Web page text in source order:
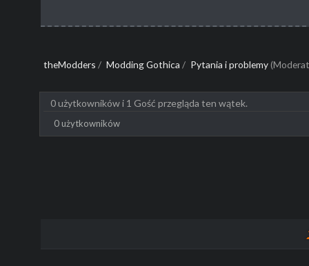
theModders / Modding Gothica / Pytania i problemy
0 użytkowników i 1 Gość przegląda ten wątek.
0 użytkowników